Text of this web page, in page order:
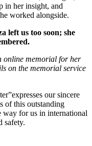
in her insight, and
worked alongside.
left us too soon; she
online memorial for her
on the memorial service
our sincere
of this outstanding
way for us in international
safety.